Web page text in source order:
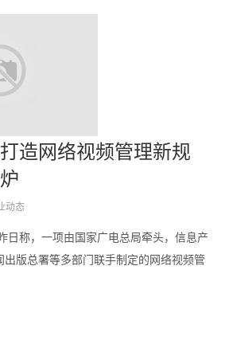
造网络视频管理新规
动态
日称，一项由国家广电总局牵头，信息产
出版总署等多部门联手制定的网络视频管
，小到最近。。。